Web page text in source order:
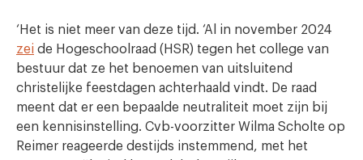
‘Het is niet meer van deze tijd. ‘Al in november 2024
zei de Hogeschoolraad (HSR) tegen het college van
bestuur dat ze het benoemen van uitsluitend
christelijke feestdagen achterhaald vindt. De raad
meent dat er een bepaalde neutraliteit moet zijn bij
een kennisinstelling. Cvb-voorzitter Wilma Scholte op
Reimer reageerde destijds instemmend, met het